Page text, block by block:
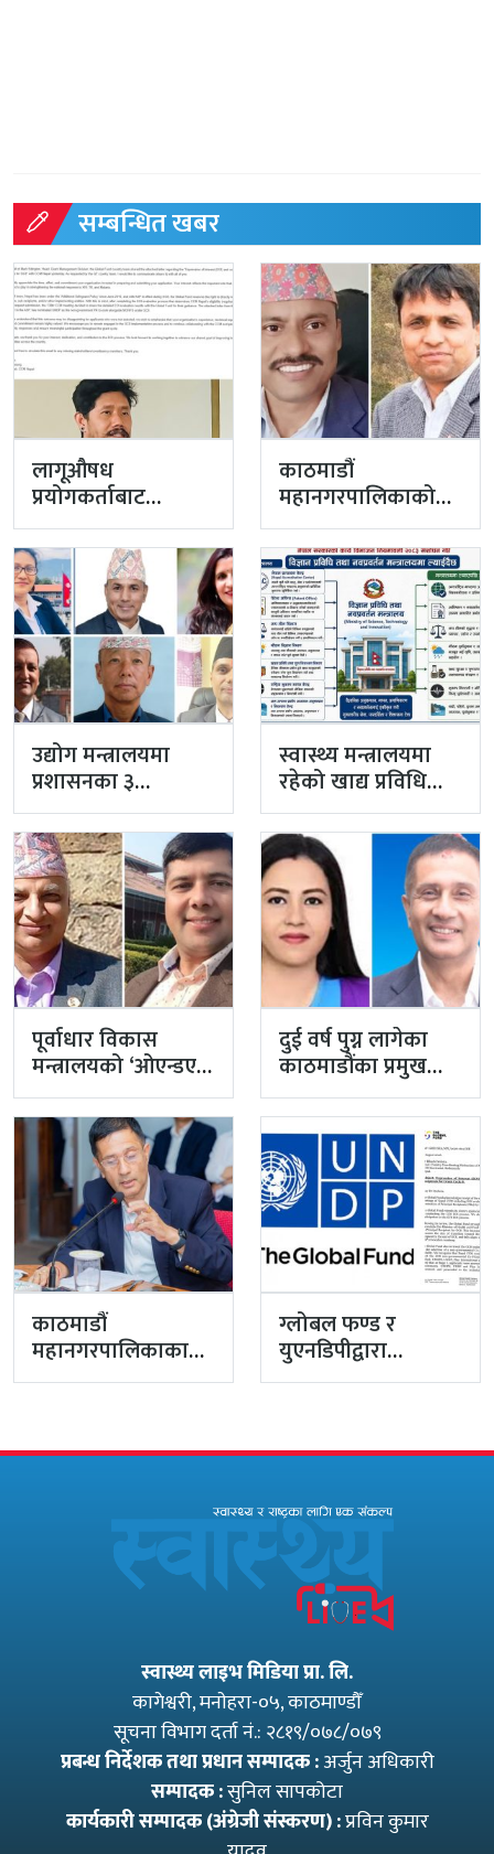
सम्बन्धित खबर
लागूऔषध
प्रयोगकर्ताबाट
सीसीएम उपाध्यक्ष
बनेका गुरुङको अवैध
इमेलले उठायो
अध्यक्ष…
काठमाडौं
महानगरपालिकाको
प्रमुख प्रशासकीय
अधिकृतमा अर्याल,
सहसचिव केसी
अख्तियारबाट ‘आउट’
उद्योग मन्त्रालयमा
प्रशासनका ३
सहसचिव फाजिलमा
स्वास्थ्य मन्त्रालयमा
रहेको खाद्य प्रविधि
तथा गुण नियन्त्रण
विभाग विज्ञान…
पूर्वाधार विकास
मन्त्रालयको ‘ओएन्डएम’
नटुंगिदा प्रशासनका
सहसचिवको भएन
व्यवस्थापन
दुई वर्ष पुग्न लागेका
काठमाडौंका प्रमुख
प्रशासकीय अधिकृत
गुरागाईं अवकाशमा,…
काठमाडौं
महानगरपालिकाका
प्रमुख प्रशासकीय
ग्लोबल फण्ड र
युएनडिपीद्वारा
सरकारको
विवादास्पद…
स्वास्थ्य लाइभ मिडिया प्रा. लि.
कागेश्वरी, मनाेहरा-०५, काठमाण्डौँ
सूचना विभाग दर्ता नं.: २८१९/०७८/०७९
प्रबन्ध निर्देशक तथा प्रधान सम्पादक :अर्जुन अधिकारी
सम्पादक :सुनिल सापकोटा
कार्यकारी सम्पादक (अंग्रेजी संस्करण) :प्रविन कुमार